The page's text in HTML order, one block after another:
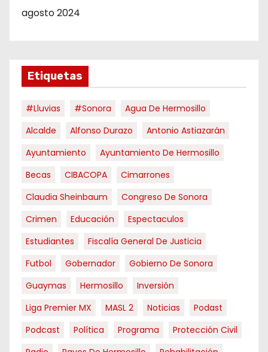
agosto 2024
Etiquetas
#Lluvias #Sonora
Agua De Hermosillo
Alcalde
Alfonso Durazo
Antonio Astiazarán
Ayuntamiento
Ayuntamiento De Hermosillo
Becas
CIBACOPA
Cimarrones
Claudia Sheinbaum
Congreso De Sonora
Crimen
Educación
Espectaculos
Estudiantes
Fiscalía General De Justicia
Futbol
Gobernador
Gobierno De Sonora
Guaymas
Hermosillo
Inversión
Liga Premier MX
MASL 2 Noticias
Podast
Podcast
Política Programa
Protección Civil